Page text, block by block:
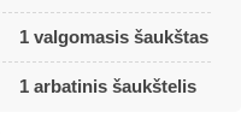
1 valgomasis šaukštas
1 arbatinis šaukštelis